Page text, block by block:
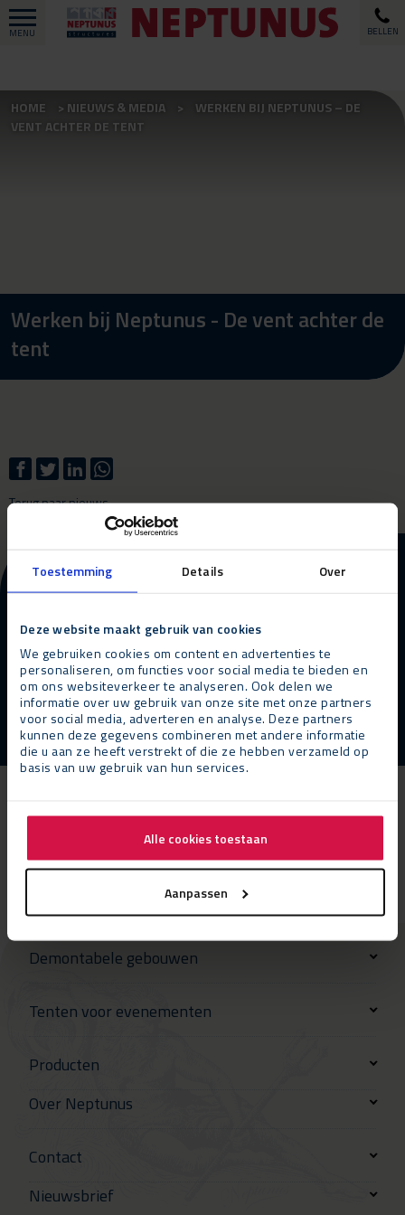
Toestemming Details Over
Deze website maakt gebruik van cookies
We gebruiken cookies om content en advertenties te
personaliseren, om functies voor social media te bieden en
om ons websiteverkeer te analyseren. Ook delen we
informatie over uw gebruik van onze site met onze partners
voor social media, adverteren en analyse. Deze partners
kunnen deze gegevens combineren met andere informatie
die u aan ze heeft verstrekt of die ze hebben verzameld op
basis van uw gebruik van hun services.
Alle cookies toestaan
Aanpassen
MENU BELLEN
HOME NIEUWS & MEDIA
WERKEN BIJ NEPTUNUS – DE
VENT ACHTER DE TENT
Werken bij Neptunus - De vent achter de
tent
Terug naar nieuws
More information about our
products and services?
Contact opnemen Bel ons
Demontabele gebouwen
Tenten voor evenementen
Producten
Over Neptunus
Contact
Nieuwsbrief